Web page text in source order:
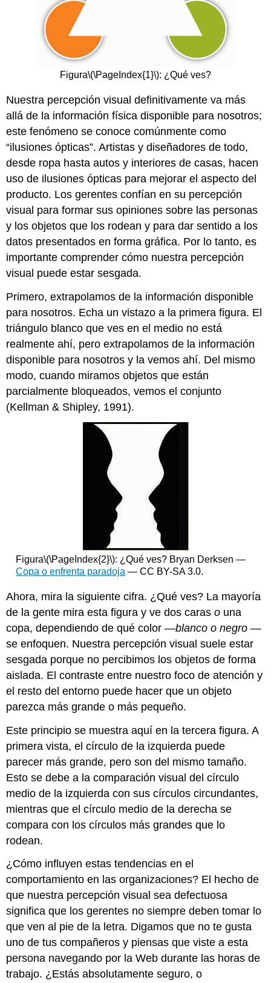
Figura\(\PageIndex{1}\): ¿Qué ves?
Nuestra percepción visual definitivamente va más
allá de la información física disponible para nosotros;
este fenómeno se conoce comúnmente como
“ilusiones ópticas”. Artistas y diseñadores de todo,
desde ropa hasta autos y interiores de casas, hacen
uso de ilusiones ópticas para mejorar el aspecto del
producto. Los gerentes confían en su percepción
visual para formar sus opiniones sobre las personas
y los objetos que los rodean y para dar sentido a los
datos presentados en forma gráfica. Por lo tanto, es
importante comprender cómo nuestra percepción
visual puede estar sesgada.
Primero, extrapolamos de la información disponible
para nosotros. Echa un vistazo a la primera figura. El
triángulo blanco que ves en el medio no está
realmente ahí, pero extrapolamos de la información
disponible para nosotros y la vemos ahí. Del mismo
modo, cuando miramos objetos que están
parcialmente bloqueados, vemos el conjunto
(Kellman & Shipley, 1991).
Figura\(\PageIndex{2}\): ¿Qué ves? Bryan Derksen —
Copa o enfrenta paradoja — CC BY-SA 3.0.
Ahora, mira la siguiente cifra. ¿Qué ves? La mayoría
de la gente mira esta figura y ve dos caraso una
copa, dependiendo de qué color—blanco o negro —
se enfoquen. Nuestra percepción visual suele estar
sesgada porque no percibimos los objetos de forma
aislada. El contraste entre nuestro foco de atención y
el resto del entorno puede hacer que un objeto
parezca más grande o más pequeño.
Este principio se muestra aquí en la tercera figura. A
primera vista, el círculo de la izquierda puede
parecer más grande, pero son del mismo tamaño.
Esto se debe a la comparación visual del círculo
medio de la izquierda con sus círculos circundantes,
mientras que el círculo medio de la derecha se
compara con los círculos más grandes que lo
rodean.
¿Cómo influyen estas tendencias en el
comportamiento en las organizaciones? El hecho de
que nuestra percepción visual sea defectuosa
significa que los gerentes no siempre deben tomar lo
que ven al pie de la letra. Digamos que no te gusta
uno de tus compañeros y piensas que viste a esta
persona navegando por la Web durante las horas de
trabajo. ¿Estás absolutamente seguro, o